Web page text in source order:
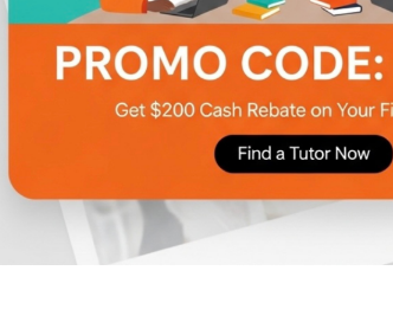
題為「提早放暑假，成街都係小
不少港媽都在文章下留言表示同
時依然帶零食給小孩在公園食。
現時疫情嚴峻。